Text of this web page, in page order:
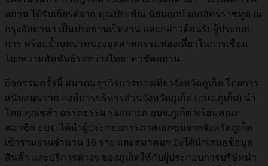
สถาน ได้รับเกียรติจาก คุณปิยะพิณ นิยมฤกษ์ เอกอัครราชทูต ณ
กรุงอัสตานา เป็นประธานเปิดงาน และกล่าวต้อนรับผู้ประกอบ
การ พร้อมย้ำบทบาทของอุตสาหกรรมท่องเที่ยวในการเชื่อม
โยงความสัมพันธ์ระหว่างไทย–คาซัคสถาน
กิจกรรมครั้งนี้ สมาคมธุรกิจการท่องเที่ยวจังหวัดภูเก็ต โดยการ
สนับสนุนจาก องค์การบริหารส่วนจังหวัดภูเก็ต (อบจ.ภูเก็ต) นำ
โดย คุณชลำ อรรถธรรม รองนายก อบจ.ภูเก็ต พร้อมคณะ
สมาชิก อบจ. ได้นำผู้ประกอบการภาคเอกชนจากจังหวัดภูเก็ต
เข้าร่วมงานจำนวน 16 ราย และสมาคมฯ ยังได้นำเสนอข้อมูล
สินค้า และบริการต่างๆ ของภูเก็ตให้กับผู้ประกอบการบริษัทนำ